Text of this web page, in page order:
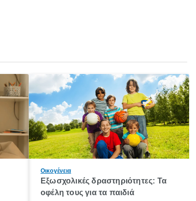
Οικογένεια
Εξωσχολικές δραστηριότητες: Τα
οφέλη τους για τα παιδιά